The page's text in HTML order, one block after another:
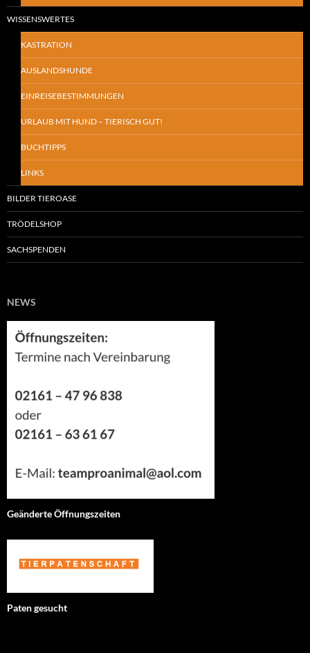
WISSENSWERTES
KASTRATION
AUSLANDSHUNDE
EINREISEBESTIMMUNGEN
URLAUB MIT HUND – TIERISCH GUT!
BUCHTIPPS
LINKS
BILDER TIEROASE
TRÖDELSHOP
SACHSPENDEN
NEWS
Geänderte Öffnungszeiten
Paten gesucht